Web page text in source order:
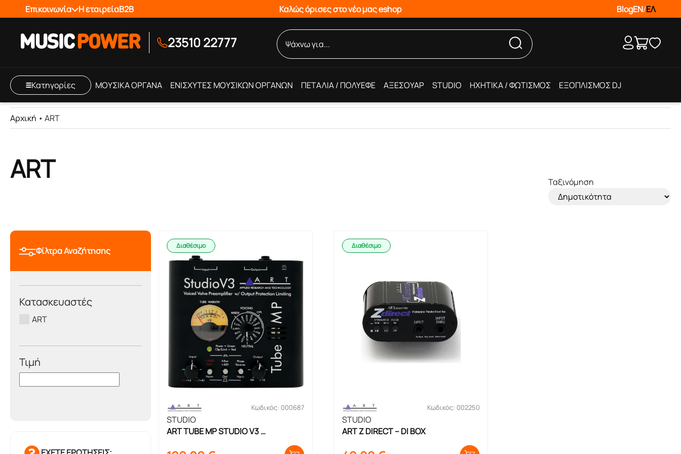
Επικοινωνία Η εταιρείαB2B Καλώς όρισες στο νέο μας eshop BlogEN/ΕΛ
23510 22777
Κατηγορίες ΜΟΥΣΙΚΑ ΟΡΓΑΝΑ ΕΝΙΣΧΥΤΕΣ ΜΟΥΣΙΚΩΝ ΟΡΓΑΝΩΝ ΠΕΤΑΛΙΑ / ΠΟΛΥΕΦΕ ΑΞΕΣΟΥΑΡ STUDIO ΗΧΗΤΙΚΑ / ΦΩΤΙΣΜΟΣ ΕΞΟΠΛΙΣΜΟΣ DJ
Αρχική • ART
ART Ταξινόμηση
Φίλτρα Αναζήτησης
Κατασκευαστές
ART
Τιμή
Διαθέσιμο
Κωδικός: 000687
STUDIO
ART TUBE MP STUDIO V3
Διαθέσιμο
Κωδικός: 002250
STUDIO
ART Z DIRECT – DI BOX